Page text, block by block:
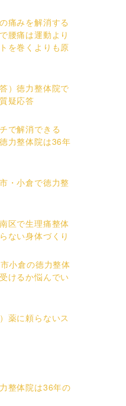
痛みを解消する
腰痛は運動より
を巻くよりも原
）徳力整体院で
疑応答
で解消できる
力整体院は36年
・小倉で徳力整
区で生理痛整体
ない身体づくり
小倉の徳力整体
けるか悩んでい
薬に頼らないス
整体院は36年の